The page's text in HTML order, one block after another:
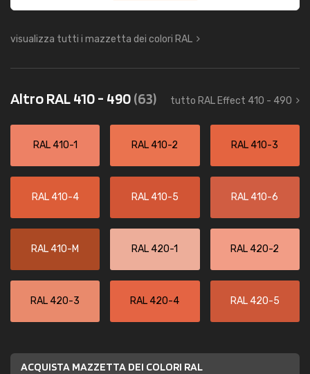
visualizza tutti i mazzetta dei colori RAL
Altro RAL 410 - 490(63) tutto RAL Effect 410 - 490
RAL 410-1 RAL 410-2 RAL 410-3
RAL 410-4 RAL 410-5 RAL 410-6
RAL 410-M RAL 420-1 RAL 420-2
RAL 420-3 RAL 420-4 RAL 420-5
ACQUISTA MAZZETTA DEI COLORI RAL